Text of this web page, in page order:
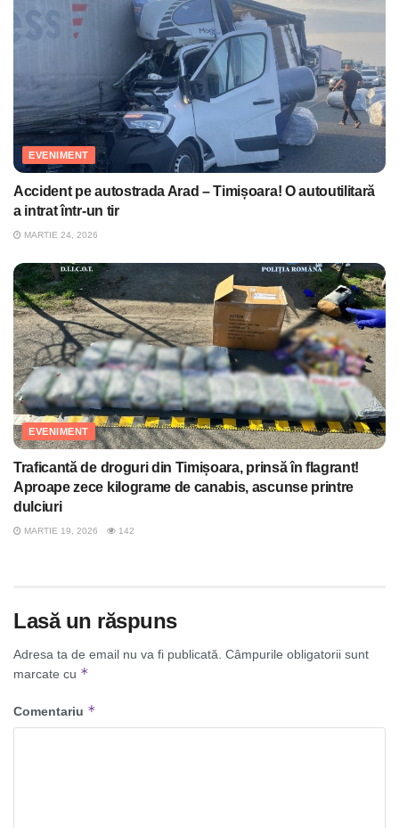
EVENIMENT
Accident pe autostrada Arad – Timișoara! O autoutilitară
a intrat într-un tir
MARTIE 24, 2026
EVENIMENT
Traficantă de droguri din Timișoara, prinsă în flagrant!
Aproape zece kilograme de canabis, ascunse printre
dulciuri
MARTIE 19, 2026 142
Lasă un răspuns
Adresa ta de email nu va fi publicată. Câmpurile obligatorii sunt
marcate cu *
Comentariu *